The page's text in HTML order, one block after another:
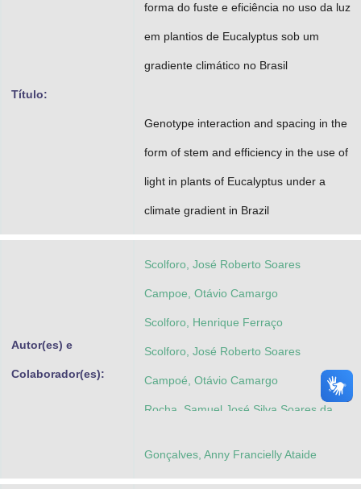
Título:
forma do fuste e eficiência no uso da luz
em plantios de Eucalyptus sob um
gradiente climático no Brasil
Genotype interaction and spacing in the
form of stem and efficiency in the use of
light in plants of Eucalyptus under a
climate gradient in Brazil
Autor(es) e
Colaborador(es):
Scolforo, José Roberto Soares
Campoe, Otávio Camargo
Scolforo, Henrique Ferraço
Scolforo, José Roberto Soares
Campoé, Otávio Camargo
Rocha, Samuel José Silva Soares da
Gonçalves, Anny Francielly Ataide